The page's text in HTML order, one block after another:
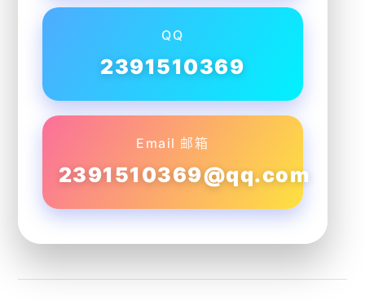
QQ
2391510369
Email 邮箱
2391510369@qq.com